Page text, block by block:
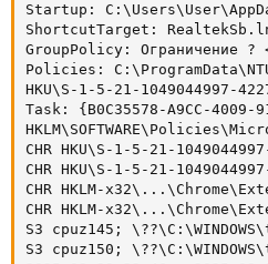
Startup:
ShortcutTarget:
GroupPolicy: Ограничение ?
Policies:
HKU\S-1-5-21-1049044997-
Task: {B0C35578-A9CC-
CHR HKU\S-1-5-21-
CHR HKU\S-1-5-21-
CHR HKLM-
CHR HKLM-
S3 cpuz145;
S3 cpuz150;